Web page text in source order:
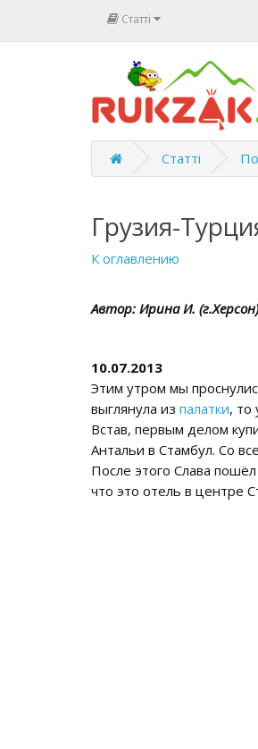
Статті
Статті
Грузия-
К оглавлению
Автор: Ирина И. (г.Херсон)
10.07.2013
Этим утром мы
выглянула из палатки, то
Встав, первым делом
Антальи в Стамбул. Со
После этого Слава
что это отель в центре